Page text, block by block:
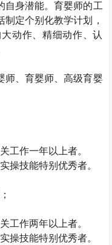
自身潜能。育婴师的工
定个别化教学计划，
动作、精细动作、认
师、育婴师、高级育婴
工作一年以上者。
操技能特别优秀者。
工作两年以上者。
操技能特别优秀者。